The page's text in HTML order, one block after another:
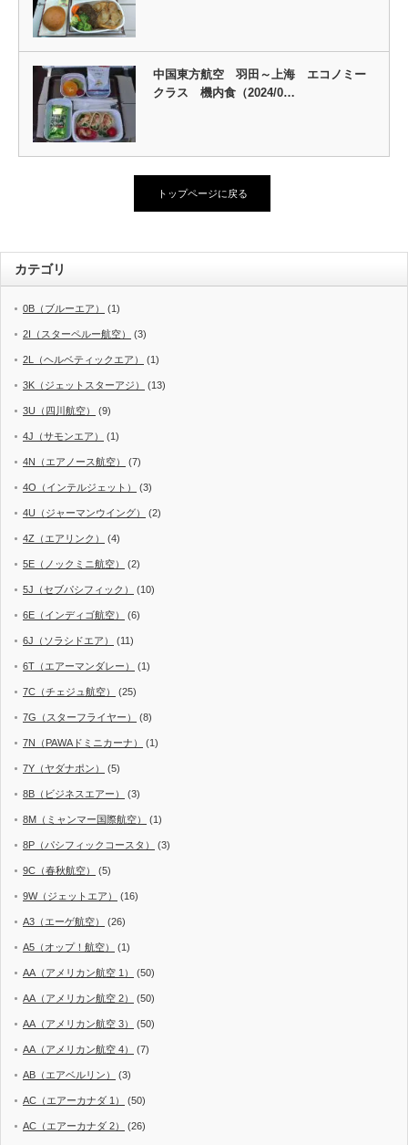
中国東方航空 羽田～上海 エコノミー
クラス 機内食（2024/0…
トップページに戻る
カテゴリ
0B（ブルーエア） (1)
2I（スターペルー航空） (3)
2L（ヘルベティックエア） (1)
3K（ジェットスターアジ） (13)
3U（四川航空） (9)
4J（サモンエア） (1)
4N（エアノース航空） (7)
4O（インテルジェット） (3)
4U（ジャーマンウイング） (2)
4Z（エアリンク） (4)
5E（ノックミニ航空） (2)
5J（セブパシフィック） (10)
6E（インディゴ航空） (6)
6J（ソラシドエア） (11)
6T（エアーマンダレー） (1)
7C（チェジュ航空） (25)
7G（スターフライヤー） (8)
7N（PAWAドミニカーナ） (1)
7Y（ヤダナポン） (5)
8B（ビジネスエアー） (3)
8M（ミャンマー国際航空） (1)
8P（パシフィックコースタ） (3)
9C（春秋航空） (5)
9W（ジェットエア） (16)
A3（エーゲ航空） (26)
A5（オップ！航空） (1)
AA（アメリカン航空 1） (50)
AA（アメリカン航空 2） (50)
AA（アメリカン航空 3） (50)
AA（アメリカン航空 4） (7)
AB（エアベルリン） (3)
AC（エアーカナダ 1） (50)
AC（エアーカナダ 2） (26)